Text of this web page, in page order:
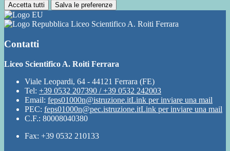
Accetta tutti Salva le preferenze
Liceo Scientifico A. Roiti Ferrara
Contatti
Liceo Scientifico A. Roiti Ferrara
Viale Leopardi, 64 - 44121 Ferrara (FE)
Tel: +39 0532 207390 / +39 0532 242003
Email: feps01000n@istruzione.itLink per inviare una mail
PEC: feps01000n@pec.istruzione.itLink per inviare una mail
C.F.: 80008040380
Fax: +39 0532 210133